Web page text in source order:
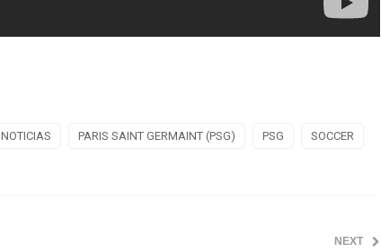
NOTICIAS PARIS SAINT GERMAINT (PSG) PSG SOCCER
NEXT